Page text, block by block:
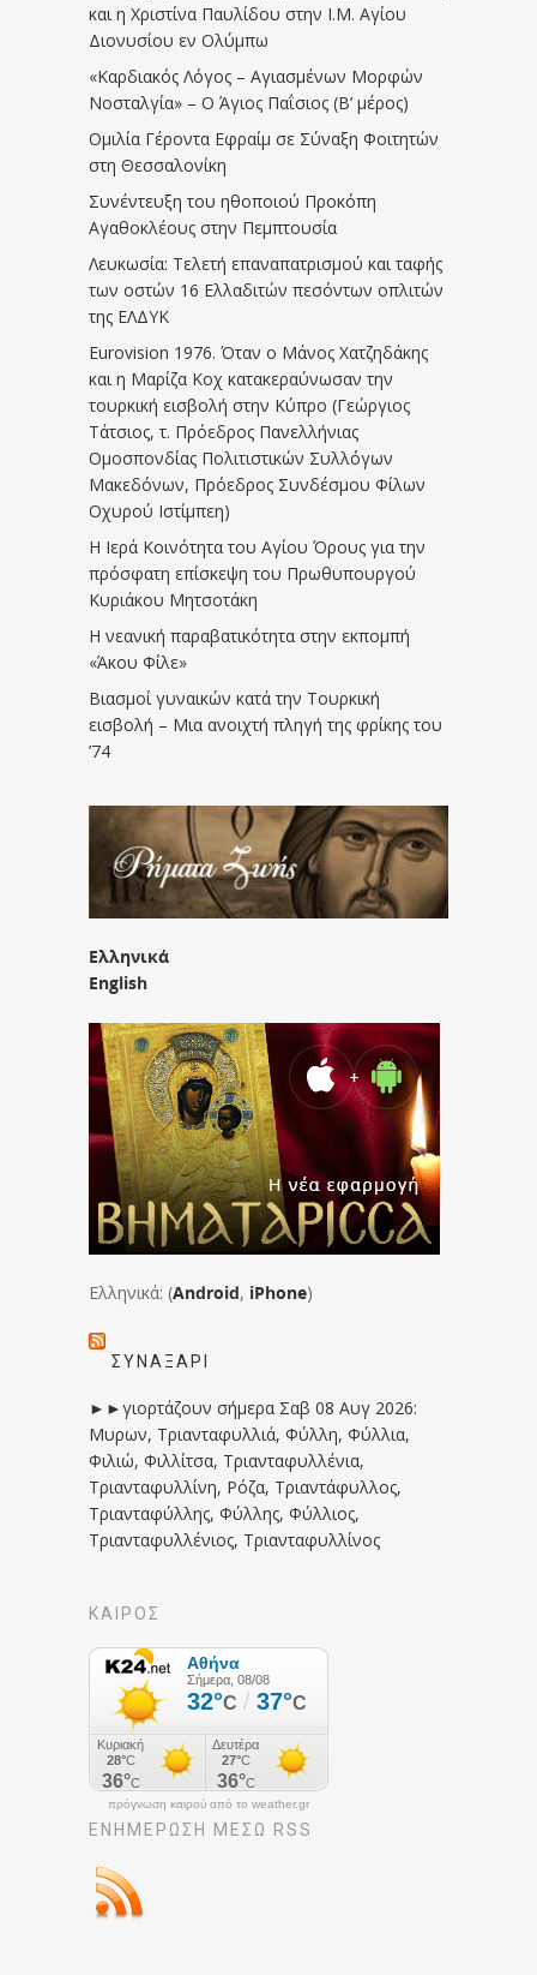
και η Χριστίνα Παυλίδου στην Ι.Μ. Αγίου
Διονυσίου εν Ολύμπω
«Καρδιακός Λόγος – Αγιασμένων Μορφών
Νοσταλγία» – Ο Άγιος Παΐσιος (Β’ μέρος)
Ομιλία Γέροντα Εφραίμ σε Σύναξη Φοιτητών
στη Θεσσαλονίκη
Συνέντευξη του ηθοποιού Προκόπη
Αγαθοκλέους στην Πεμπτουσία
Λευκωσία: Τελετή επαναπατρισμού και ταφής
των οστών 16 Ελλαδιτών πεσόντων οπλιτών
της ΕΛΔΥΚ
Eurovision 1976. Όταν ο Μάνος Χατζηδάκης
και η Μαρίζα Κοχ κατακεραύνωσαν την
τουρκική εισβολή στην Κύπρο (Γεώργιος
Τάτσιος, τ. Πρόεδρος Πανελλήνιας
Ομοσπονδίας Πολιτιστικών Συλλόγων
Μακεδόνων, Πρόεδρος Συνδέσμου Φίλων
Οχυρού Ιστίμπεη)
Η Ιερά Κοινότητα του Αγίου Όρους για την
πρόσφατη επίσκεψη του Πρωθυπουργού
Κυριάκου Μητσοτάκη
Η νεανική παραβατικότητα στην εκπομπή
«Άκου Φίλε»
Βιασμοί γυναικών κατά την Τουρκική
εισβολή – Μια ανοιχτή πληγή της φρίκης του
’74
Ελληνικά
English
Ελληνικά: (Android, iPhone)
ΣΥΝΑΞΆΡΙ
►►γιορτάζουν σήμερα Σαβ 08 Αυγ 2026:
Μυρων, Τριανταφυλλιά, Φύλλη, Φύλλια,
Φιλιώ, Φιλλίτσα, Τριανταφυλλένια,
Τριανταφυλλίνη, Ρόζα, Τριαντάφυλλος,
Τριανταφύλλης, Φύλλης, Φύλλιος,
Τριανταφυλλένιος, Τριανταφυλλίνος
ΚΑΙΡΟΣ
πρόγνωση καιρού από το weather.gr
ΕΝΗΜΈΡΩΣΉ ΜΕΣΩ RSS